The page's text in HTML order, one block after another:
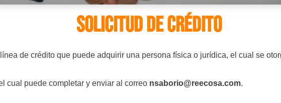
SOLICITUD DE CRÉDITO
de crédito que puede adquirir una persona física o jurídica, el cual se
cual puede completar y enviar al correo nsaborio@reecosa.com.